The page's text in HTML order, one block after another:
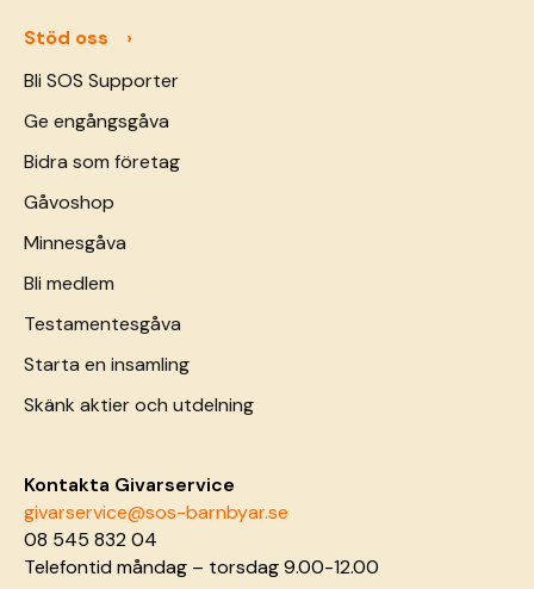
Stöd oss
Bli SOS Supporter
Ge engångsgåva
Bidra som företag
Gåvoshop
Minnesgåva
Bli medlem
Testamentesgåva
Starta en insamling
Skänk aktier och utdelning
Kontakta Givarservice
givarservice@sos-barnbyar.se
08 545 832 04
Telefontid måndag – torsdag 9.00-12.00